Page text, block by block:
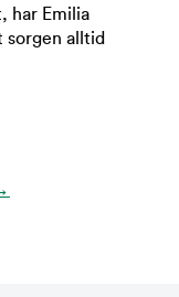
har Emilia
sorgen alltid